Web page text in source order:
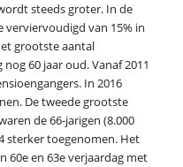
steeds groter. In de
verviervoudigd van 15% in
grootste aantal
60 jaar oud. Vanaf 2011
In 2016
De tweede grootste
de 66-jarigen (8.000
sterker toegenomen. Het
60e en 63e verjaardag met